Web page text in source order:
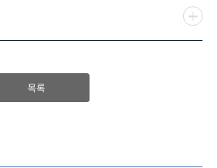
목록